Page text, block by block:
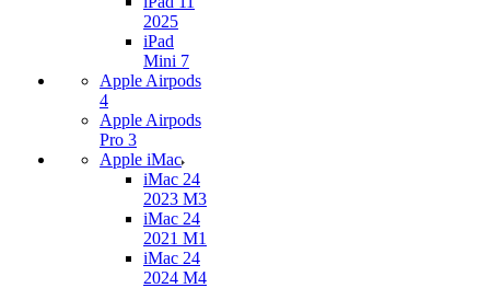
2025
iPad
Mini 7
Apple Airpods
4
Apple Airpods
Pro 3
Apple iMac
iMac 24
2023 M3
iMac 24
2021 M1
iMac 24
2024 M4